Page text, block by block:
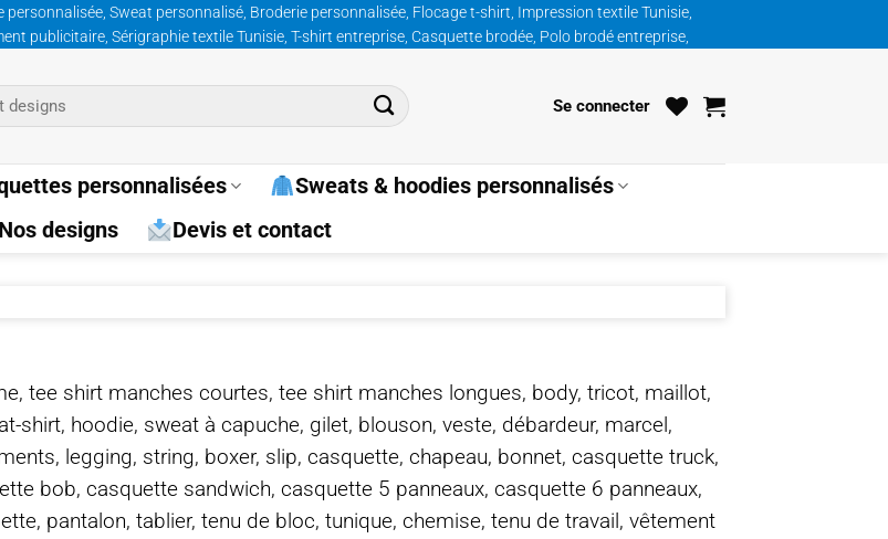
Sweat personnalisé, Broderie personnalisée, Flocage t-shirt, Impression textile Tunisie,
publicitaire, Sérigraphie textile Tunisie, T-shirt entreprise, Casquette brodée, Polo brodé entreprise,
Se connecter
personnalisées
Sweats & hoodies personnalisés
Nos designs
Devis et contact
tee shirt manches courtes, tee shirt manches longues, body, tricot, maillot,
hoodie, sweat à capuche, gilet, blouson, veste, débardeur, marcel,
legging, string, boxer, slip, casquette, chapeau, bonnet, casquette truck,
bob, casquette sandwich, casquette 5 panneaux, casquette 6 panneaux,
pantalon, tablier, tenu de bloc, tunique, chemise, tenu de travail, vêtement